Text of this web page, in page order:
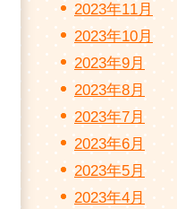
2023年11月
2023年10月
2023年9月
2023年8月
2023年7月
2023年6月
2023年5月
2023年4月